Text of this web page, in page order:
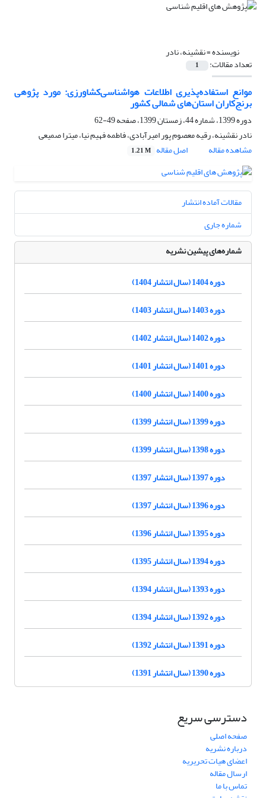
نویسنده =نقشینه، نادر
تعداد مقالات: 1
موانع‌ استفاده‌پذیری اطلاعات هواشناسی‌کشاورزی: مورد‌ پژوهی
برنج‌کاران استان‌‌های شمالی کشور
دوره 1399، شماره 44، زمستان 1399، صفحه
49-62
نادر نقشینه، رقیه معصوم پور امیرآبادی، فاطمه فهیم نیا، میترا صمیعی
مشاهده مقاله
اصل مقاله 1.21 M
مقالات آماده انتشار
شماره جاری
شماره‌های پیشین نشریه
دوره 1404 (سال انتشار 1404)
دوره 1403 (سال انتشار 1403)
دوره 1402 (سال انتشار 1402)
دوره 1401 (سال انتشار 1401)
دوره 1400 (سال انتشار 1400)
دوره 1399 (سال انتشار 1399)
دوره 1398 (سال انتشار 1399)
دوره 1397 (سال انتشار 1397)
دوره 1396 (سال انتشار 1397)
دوره 1395 (سال انتشار 1396)
دوره 1394 (سال انتشار 1395)
دوره 1393 (سال انتشار 1394)
دوره 1392 (سال انتشار 1394)
دوره 1391 (سال انتشار 1392)
دوره 1390 (سال انتشار 1391)
دسترسی سریع
صفحه اصلی
درباره نشریه
اعضای هیات تحریریه
ارسال مقاله
تماس با ما